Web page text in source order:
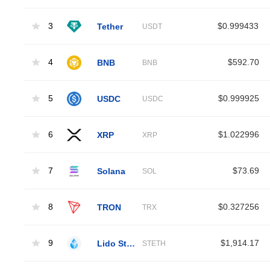
3 Tether USDT $0.999433
4 BNB BNB $592.70
5 USDC USDC $0.999925
6 XRP XRP $1.022996
7 Solana SOL $73.69
8 TRON TRX $0.327256
9 STETH $1,914.17